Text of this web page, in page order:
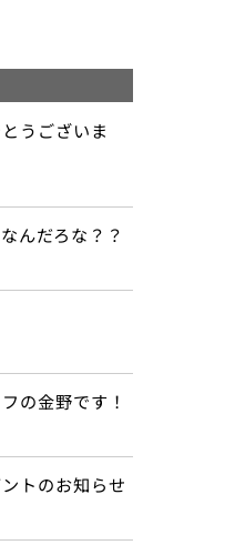
うございま
んだろな？？
の金野です！
トのお知らせ